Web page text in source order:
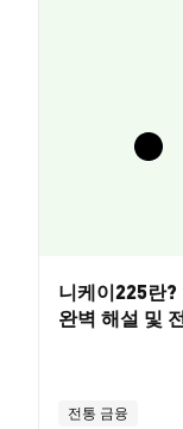
니케이225란
완벽 해설 및
전통 금융